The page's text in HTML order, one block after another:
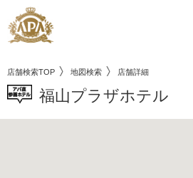
店舗検索TOP 地図検索 店舗詳細
福山プラザホテル